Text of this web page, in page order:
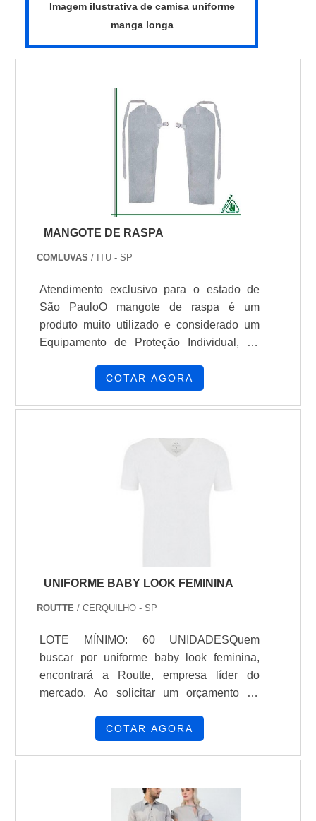
Imagem ilustrativa de camisa uniforme
manga longa
MANGOTE DE RASPA
COMLUVAS / ITU - SP
Atendimento exclusivo para o estado de
São PauloO mangote de raspa é um
produto muito utilizado e considerado um
Equipamento de Proteção Individual, de
industriais. Utilizado no antebraço para a
ofereça riscos ao operário, como:
Atividades industriais metalúrgicas;
marmorarias; Atividades com abrasão;
COTAR AGORA
UNIFORME BABY LOOK FEMININA
ROUTTE / CERQUILHO - SP
LOTE MÍNIMO: 60 UNIDADESQuem
buscar por uniforme baby look feminina,
encontrará a Routte, empresa líder do
mercado. Ao solicitar um orçamento na
cliente terá acesso a produtos de primeira
inicial ao pós-venda.MAIS INFORMAÇÕES
FEMININAQuem está à procura de
uniforme baby look feminina em uma
COTAR AGORA